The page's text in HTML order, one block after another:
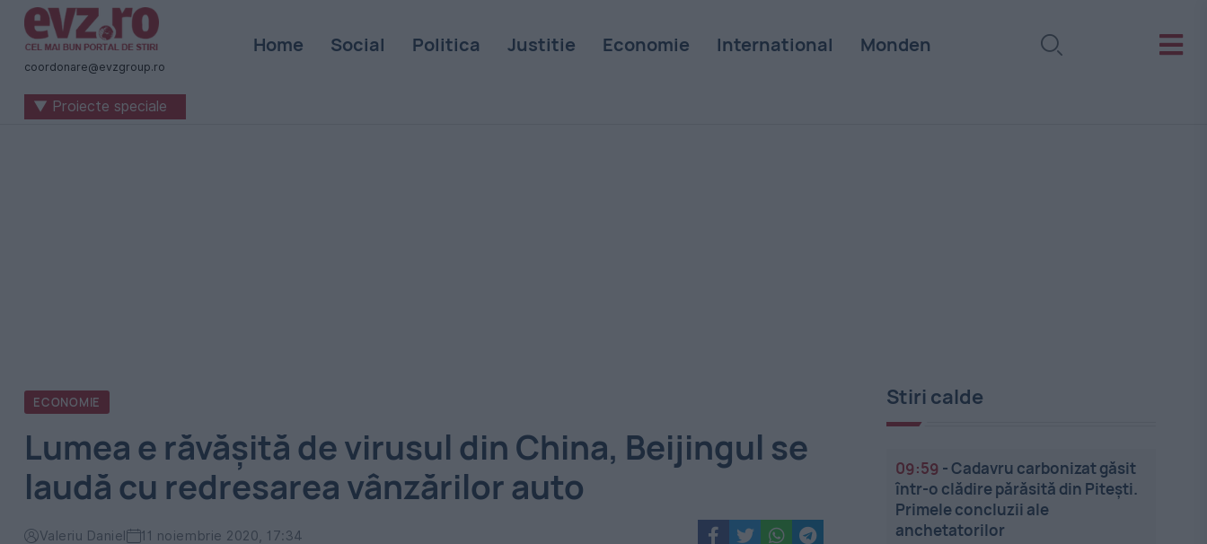
Știri
naționale
internaționale
coordonare@evzgroup.ro
Home Social Politica Justitie Economie International Monden
▼ Proiecte speciale
ECONOMIE
Lumea e răvășită de virusul din China, Beijingul se
laudă cu redresarea vânzărilor auto
Valeriu Daniel 11 noiembrie 2020, 17:34
Stiri calde
09:59 -Cadavru carbonizat găsit
într-o clădire părăsită din Pitești.
Primele concluzii ale
anchetatorilor